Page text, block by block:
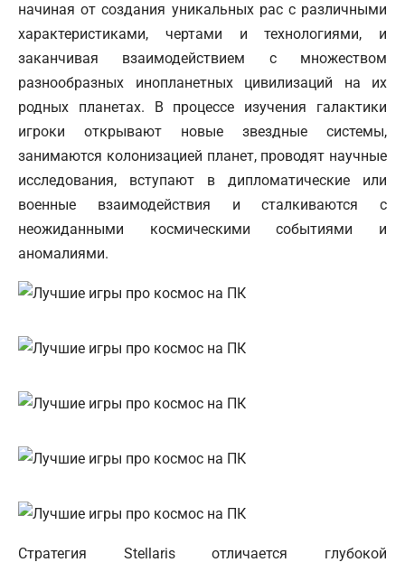
начиная от создания уникальных рас с различными
характеристиками, чертами и технологиями, и
заканчивая взаимодействием с множеством
разнообразных инопланетных цивилизаций на их
родных планетах. В процессе изучения галактики
игроки открывают новые звездные системы,
занимаются колонизацией планет, проводят научные
исследования, вступают в дипломатические или
военные взаимодействия и сталкиваются с
неожиданными космическими событиями и
аномалиями.
Стратегия Stellaris отличается глубокой